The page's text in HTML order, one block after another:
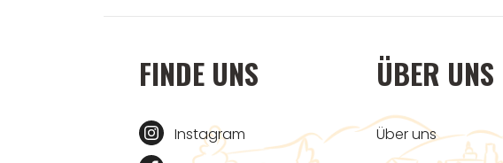
FINDE UNS
Instagram
ÜBER UNS
Über uns